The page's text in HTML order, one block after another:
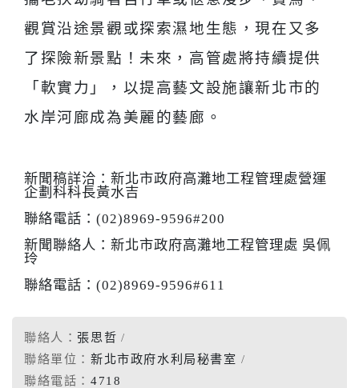
觀賞沿途景觀或探索濕地生態，現在又多
了探險新景點！未來，高管處將持續提供
「軟實力」，以提高藝文設施讓新北市的
水岸河廊成為美麗的藝廊。
新聞稿詳洽：新北市政府高灘地工程管理處營運
企劃科科長黃水吉
聯絡電話： (02)8969-9596#200
新聞聯絡人：新北市政府高灘地工程管理處 吳佩
玲
聯絡電話： (02)8969-9596#611
聯絡人： 張思哲
聯絡單位： 新北市政府水利局秘書室
聯絡電話： 4718